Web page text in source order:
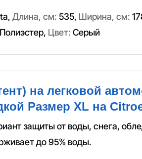
, Длина, см: 535, Ширина, см:
Полиэстер, Цвет: Серый
на легковой
Размер XL на
защиты от воды, снега,
до 95% воды.